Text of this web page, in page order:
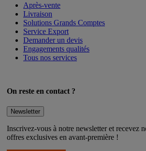
Après-vente
Livraison
Solutions Grands Comptes
Service Export
Demander un devis
Engagements qualités
Tous nos services
On reste en contact ?
Newsletter
Inscrivez-vous à notre newsletter et recevez
offres exclusives en avant-première !